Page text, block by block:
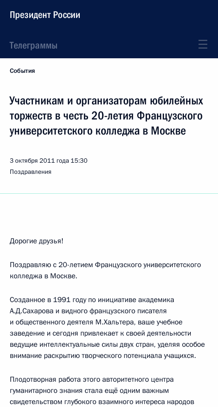
Президент России
Телеграммы
События
Участникам и организаторам юбилейных
торжеств в честь 20-летия Французского
университетского колледжа в Москве
3 октября 2011 года 15:30
Поздравления
Дорогие друзья!
Поздравляю с 20-летием Французского университетского
колледжа в Москве.
Созданное в 1991 году по инициативе академика
А.Д.Сахарова и видного французского писателя
и общественного деятеля М.Хальтера, ваше учебное
заведение и сегодня привлекает к своей деятельности
ведущие интеллектуальные силы двух стран, уделяя особое
внимание раскрытию творческого потенциала учащихся.
Плодотворная работа этого авторитетного центра
гуманитарного знания стала ещё одним важным
свидетельством глубокого взаимного интереса народов